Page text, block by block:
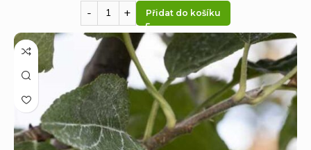
Přidat do košíku